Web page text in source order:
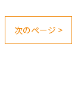
次のページ >